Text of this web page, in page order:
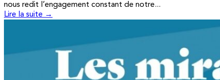
nous redit l’engagement constant de notre...
Lire la suite →